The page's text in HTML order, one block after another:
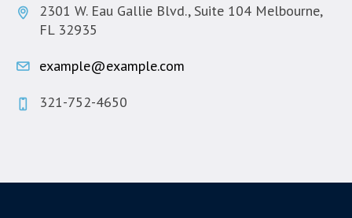
2301 W. Eau Gallie Blvd., Suite 104 Melbourne,
FL 32935
example@example.com
321-752-4650